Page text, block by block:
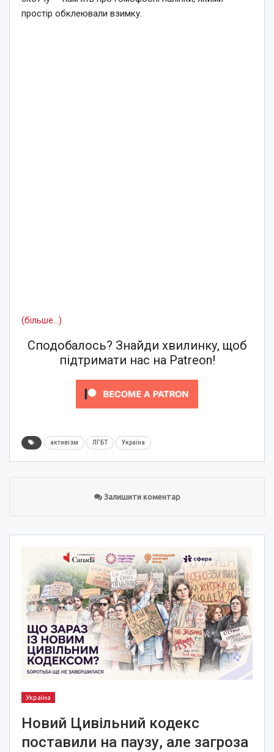
простір обклеювали взимку.
(більше…)
Сподобалось? Знайди хвилинку, щоб
підтримати нас на Patreon!
активізм ЛГБТ Україна
Залишити коментар
Україна
Новий Цивільний кодекс
поставили на паузу, але загроза